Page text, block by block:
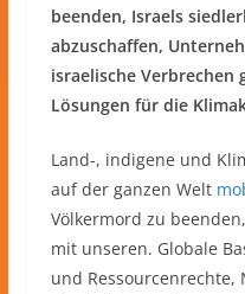
beenden, Israels
abzuschaffen,
israelische Verbrechen
Lösungen für die
Land-, indigene und
auf der ganzen Welt
Völkermord zu
mit unseren. Globale
und